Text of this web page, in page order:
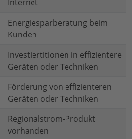
Internet
Energiesparberatung beim
Kunden
Investiertitionen in effizientere
Geräten oder Techniken
Förderung von effizienteren
Geräten oder Techniken
Regionalstrom-Produkt
vorhanden